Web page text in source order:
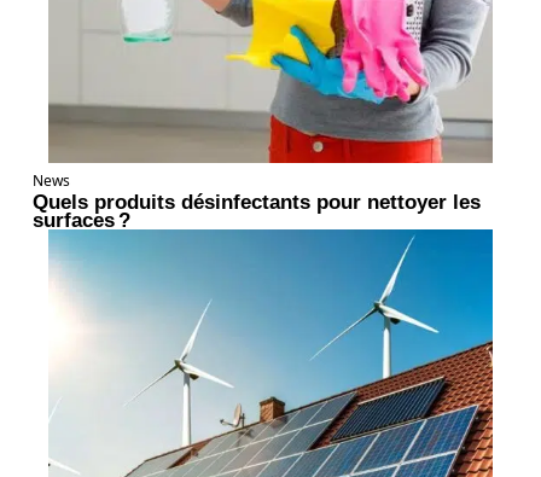
News
Quels produits désinfectants pour nettoyer les
surfaces ?